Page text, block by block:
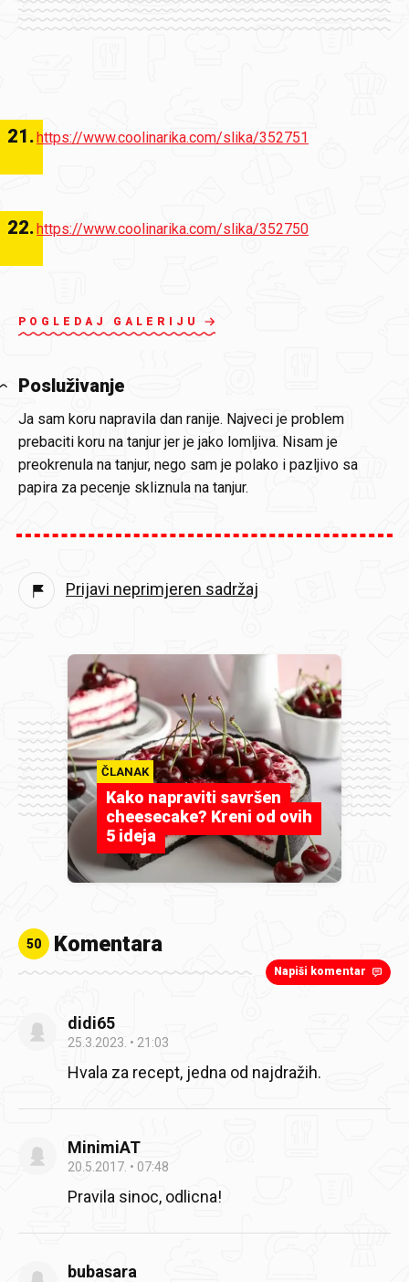
21.https://www.coolinarika.com/slika/352751
22.https://www.coolinarika.com/slika/352750
POGLEDAJ GALERIJU
Posluživanje
Ja sam koru napravila dan ranije. Najveci je problem
prebaciti koru na tanjur jer je jako lomljiva. Nisam je
preokrenula na tanjur, nego sam je polako i pazljivo sa
papira za pecenje skliznula na tanjur.
Prijavi neprimjeren sadržaj
ČLANAK
Kako napraviti savršen
cheesecake? Kreni od ovih
5 ideja
50 Komentara
Napiši komentar
didi65
25.3.2023. 21:03
Hvala za recept, jedna od najdražih.
MinimiAT
20.5.2017. 07:48
Pravila sinoc, odlicna!
bubasara